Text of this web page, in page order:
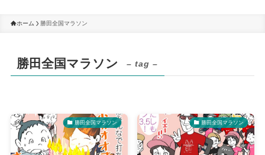
ホーム 勝田全国マラソン
勝田全国マラソン – tag –
勝田全国マラソン 勝田全国マラソン